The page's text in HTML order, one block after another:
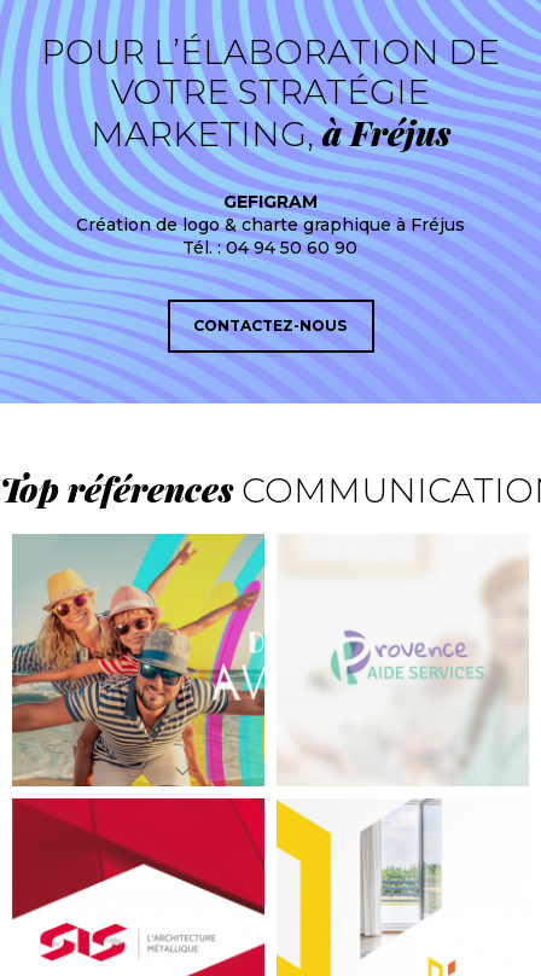
POUR L’ÉLABORATION DE
VOTRE STRATÉGIE
MARKETING,à Fréjus
GEFIGRAM
Création de logo & charte graphique à Fréjus
Tél. : 04 94 50 60 90
CONTACTEZ-NOUS
Top références